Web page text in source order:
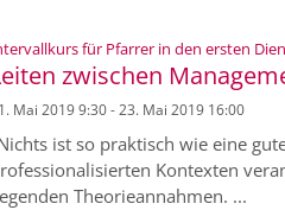
für Pfarrer in den ersten
zwischen
Mai 2019 9:30 - 23. Mai 2019 16:00
ist so praktisch wie eine
Kontexten
Theorieannahmen. ...